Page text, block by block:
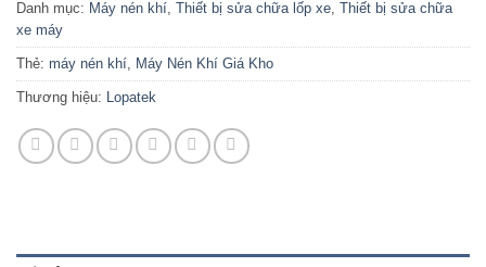
Danh mục: Máy nén khí Thiết bị sửa chữa lốp xe Thiết bị sửa chữa
xe máy
Thẻ: máy nén khí Máy Nén Khí Giá Kho
Thương hiệu: Lopatek